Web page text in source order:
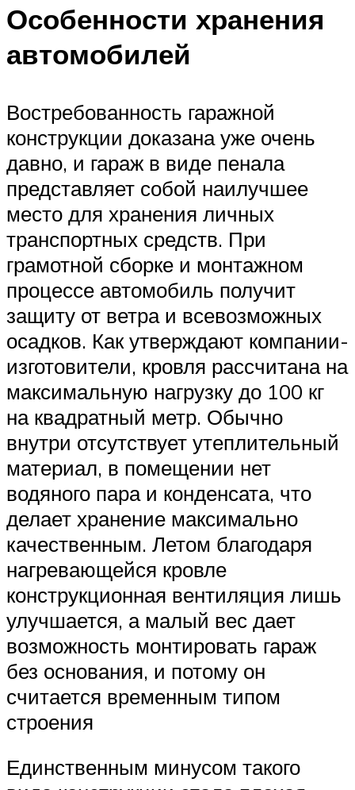
Особенности хранения
автомобилей
Востребованность гаражной
конструкции доказана уже очень
давно, и гараж в виде пенала
представляет собой наилучшее
место для хранения личных
транспортных средств. При
грамотной сборке и монтажном
процессе автомобиль получит
защиту от ветра и всевозможных
осадков. Как утверждают компании-
изготовители, кровля рассчитана на
максимальную нагрузку до 100 кг
на квадратный метр. Обычно
внутри отсутствует утеплительный
материал, в помещении нет
водяного пара и конденсата, что
делает хранение максимально
качественным. Летом благодаря
нагревающейся кровле
конструкционная вентиляция лишь
улучшается, а малый вес дает
возможность монтировать гараж
без основания, и потому он
считается временным типом
строения
Единственным минусом такого